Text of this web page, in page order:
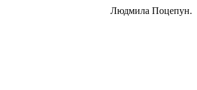
Людмила Поцепун.